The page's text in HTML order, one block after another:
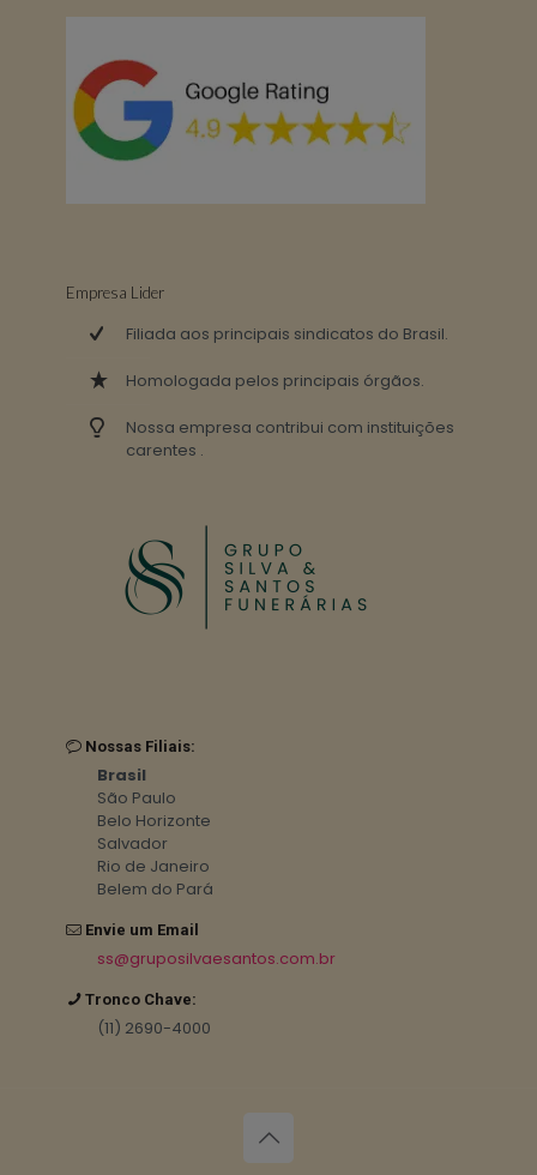
Empresa Lider
Filiada aos principais sindicatos do Brasil.
Homologada pelos principais órgãos.
Nossa empresa contribui com instituições
carentes .
Nossas Filiais:
Brasil
São Paulo
Belo Horizonte
Salvador
Rio de Janeiro
Belem do Pará
Envie um Email
ss@gruposilvaesantos.com.br
Tronco Chave:
(11) 2690-4000